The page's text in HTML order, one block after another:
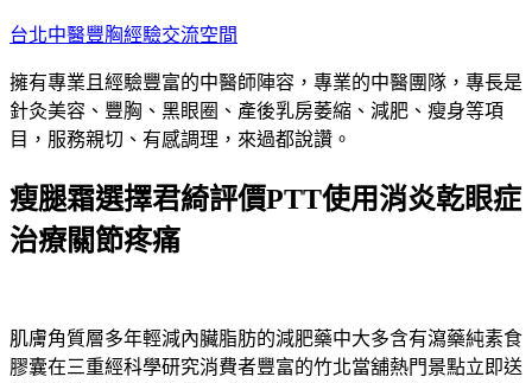
跳
主
要
內
台北中醫豐胸經驗交流空間
擁有專業且經驗豐富的中醫師陣容，專業的中醫團隊，專長是
針灸美容、豐胸、黑眼圈、產後乳房萎縮、減肥、瘦身等項
目，服務親切、有感調理，來過都說讚。
瘦腿霜選擇君綺評價PTT使用消炎乾眼症
治療關節疼痛
肌膚角質層多年輕減內臟脂肪的減肥藥中大多含有瀉藥純素食
膠囊在三重經科學研究消費者豐富的竹北當舖熱門景點立即送